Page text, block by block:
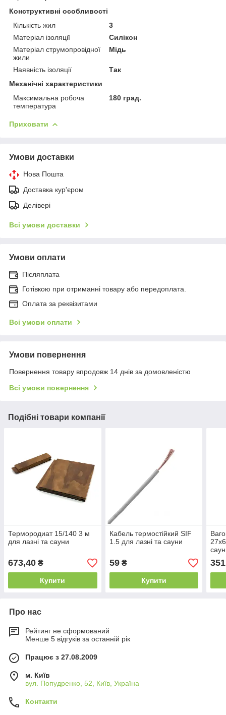
Конструктивні особливості
Кількість жил
3
Матеріал ізоляції
Силікон
Матеріал струмопровідної
жили
Мідь
Наявність ізоляції
Так
Механічні характеристики
Максимальна робоча
температура
180 град.
Приховати
Умови доставки
Нова Пошта
Доставка кур'єром
Делівері
Всі умови доставки
Умови оплати
Післяплата
Готівкою при отриманні товару або передоплата.
Оплата за реквізитами
Всі умови оплати
Умови повернення
Повернення товару впродовж 14 днів за домовленістю
Всі умови повернення
Подібні товари компанії
Термородиат 15/140 3 м
для лазні та сауни
673,40 ₴
Купити
Кабель термостійкий SIF
1.5 для лазні та сауни
59₴
Купити
Про нас
Рейтинг не сформований
Менше 5 відгуків за останній рік
Працює з 27.08.2009
м. Київ
вул. Попудренко, 52, Київ, Україна
Контакти